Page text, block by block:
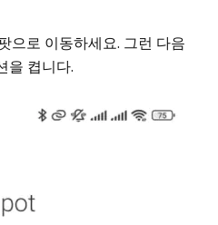
으로 이동하세요. 그런 다음
을 켭니다.